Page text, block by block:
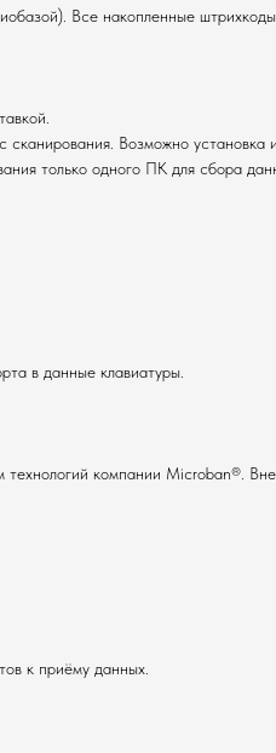
Все накопленные штрихкоды
Возможно установка
только одного ПК для сбора
в данные клавиатуры.
технологий компании Microban®.
к приёму данных.